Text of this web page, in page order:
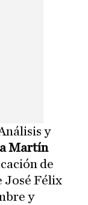
y
Martín
de
José Félix
y